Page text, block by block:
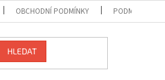
OBCHODNÍ PODMÍNKY PODMÍNKY
HLEDAT